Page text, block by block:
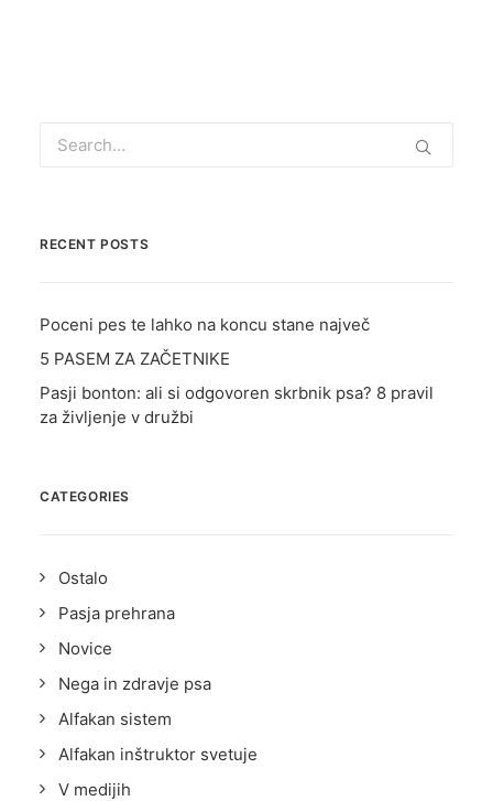
PODCAST
RECENT POSTS
Poceni pes te lahko na koncu stane največ
5 PASEM ZA ZAČETNIKE
Pasji bonton: ali si odgovoren skrbnik psa? 8 pravil
za življenje v družbi
CATEGORIES
Ostalo
Pasja prehrana
Novice
Nega in zdravje psa
Alfakan sistem
Alfakan inštruktor svetuje
V medijih